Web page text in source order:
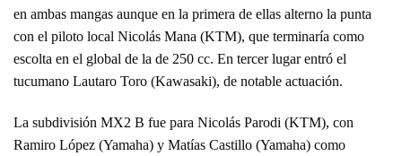
en ambas mangas aunque en la primera de ellas alterno la punta
con el piloto local Nicolás Mana (KTM), que terminaría como
escolta en el global de la de 250 cc. En tercer lugar entró el
tucumano Lautaro Toro (Kawasaki), de notable actuación.
La subdivisión MX2 B fue para Nicolás Parodi (KTM), con
Ramiro López (Yamaha) y Matías Castillo (Yamaha) como